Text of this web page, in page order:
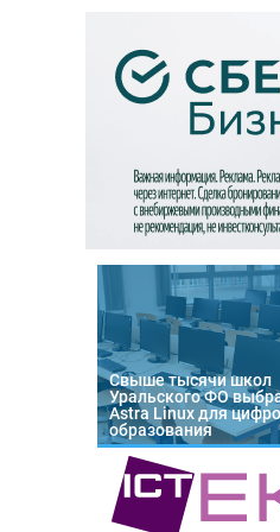
Свыше тысячи школ
Уральского ФО
Astra Linux для
образования